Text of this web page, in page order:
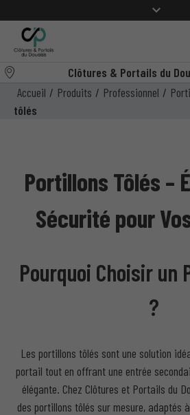
Clôtures & Portails du
Accueil / Produits / Professionnel /
tôlés
Portillons Tôlés –
Sécurité pour
Pourquoi Choisir un
?
Les portillons tôlés sont une solution
portail tout en offrant une entrée
élégante. Chez Clôtures et Portails du
des portillons tôlés sur mesure, adaptés